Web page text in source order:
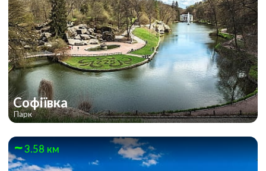
Софіївка
Парк
3.58 км